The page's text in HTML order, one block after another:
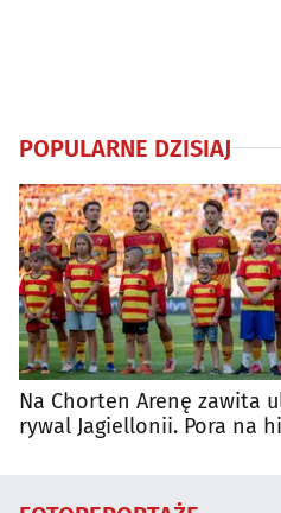
POPULARNE DZISIAJ
Na Chorten Arenę zawita
rywal Jagiellonii. Pora na